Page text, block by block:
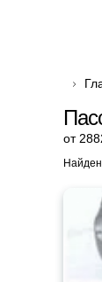
от